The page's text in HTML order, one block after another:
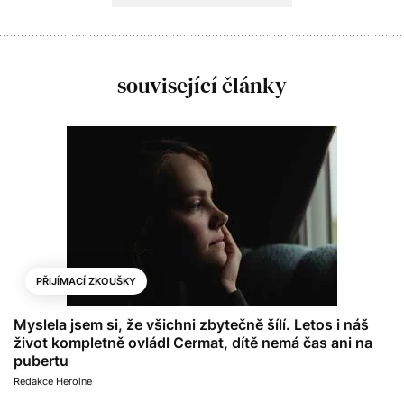
související články
PŘIJÍMACÍ ZKOUŠKY
Myslela jsem si, že všichni zbytečně šílí. Letos i náš
život kompletně ovládl Cermat, dítě nemá čas ani na
pubertu
Redakce Heroine